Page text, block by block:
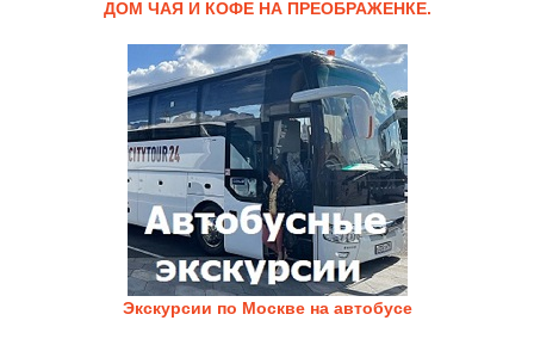
ДОМ ЧАЯ И КОФЕ НА ПРЕОБРАЖЕНКЕ.
Экскурсии по Москве на автобусе